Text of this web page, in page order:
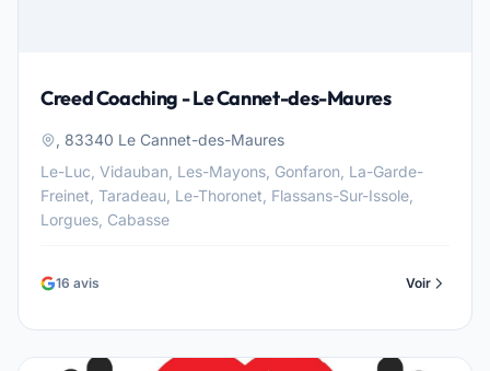
Creed Coaching - Le Cannet-des-Maures
, 83340 Le Cannet-des-Maures
Le-Luc, Vidauban, Les-Mayons, Gonfaron, La-Garde-
Freinet, Taradeau, Le-Thoronet, Flassans-Sur-Issole,
Lorgues, Cabasse
16 avis Voir